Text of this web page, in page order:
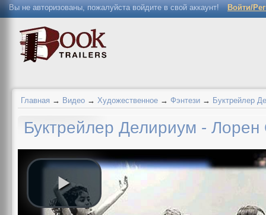
Вы не авторизованы, пожалуйста войдите в свой аккаунт! Войти/
Главная → Видео → Художественное → Фэнтези → Буктрейлер
Буктрейлер Делириум -